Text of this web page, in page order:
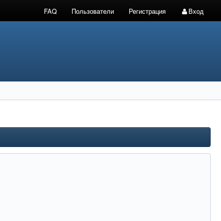
FAQ Пользователи Регистрация Вход